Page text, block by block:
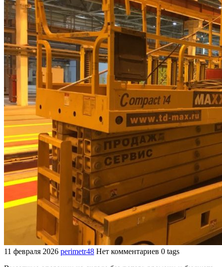
11 февраля 2026 perimetr48 Нет комментариев 0 tags